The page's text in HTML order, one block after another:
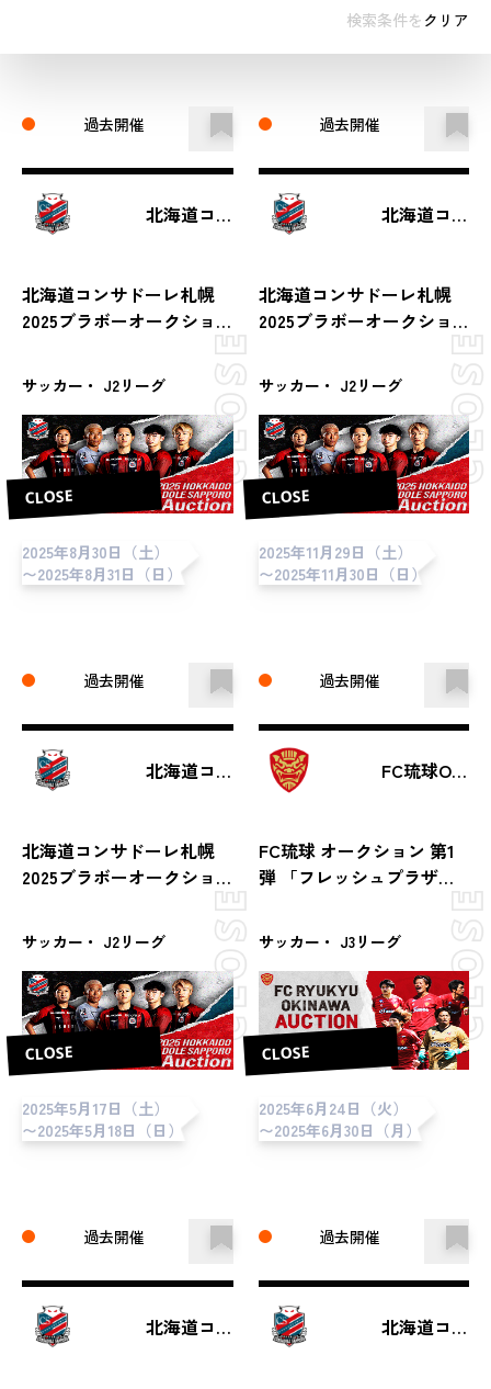
検索条件を クリア
CLOSE
過去開催
北海道コンサドーレ札幌
北海道コンサドーレ札幌
2025ブラボーオークショ
ルディージャ）
サッカー・ J2リーグ
2025年8月30日（土）
〜2025年8月31日（日）
CLOSE
過去開催
北海道コンサドーレ札幌
北海道コンサドーレ札幌
2025ブラボーオークショ
サッカー・ J2リーグ
2025年11月29日（土）
〜2025年11月30日（日）
CLOSE
過去開催
北海道コンサドーレ札幌
北海道コンサドーレ札幌
2025ブラボーオークショ
山）
サッカー・ J2リーグ
2025年5月17日（土）
〜2025年5月18日（日）
CLOSE
過去開催
FC琉球OKINAWA
FC琉球 オークション 第1
弾 「フレッシュプラザユ
ニオン」期限付き胸スポン
サーユニフォーム
サッカー・ J3リーグ
2025年6月24日（火）
〜2025年6月30日（月）
過去開催
北海道コンサドーレ札幌
過去開催
北海道コンサドーレ札幌